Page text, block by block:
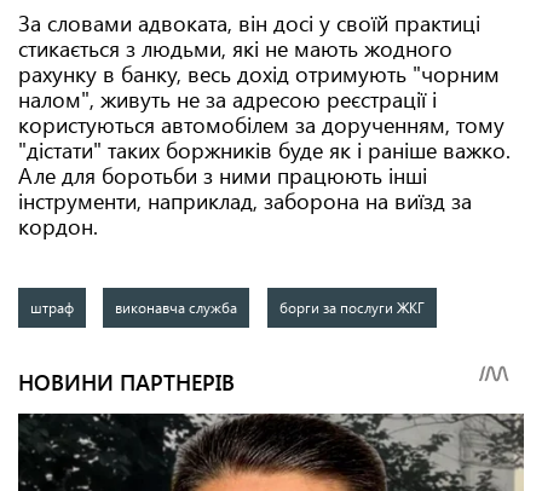
За словами адвоката, він досі у своїй практиці
стикається з людьми, які не мають жодного
рахунку в банку, весь дохід отримують "чорним
налом", живуть не за адресою реєстрації і
користуються автомобілем за дорученням, тому
"дістати" таких боржників буде як і раніше важко.
Але для боротьби з ними працюють інші
інструменти, наприклад, заборона на виїзд за
кордон.
штраф виконавча служба борги за послуги ЖКГ